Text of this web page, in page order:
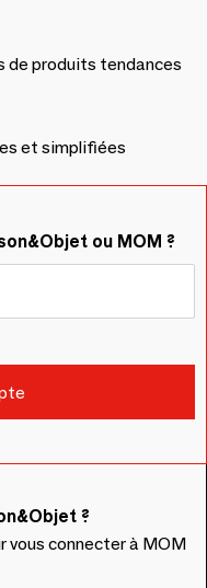
de produits tendances
et simplifiées
ou MOM ?
?
connecter à MOM